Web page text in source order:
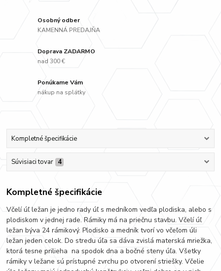
Osobný odber
KAMENNÁ PREDAJŇA
Doprava ZADARMO
nad 300 €
Ponúkame Vám
nákup na splátky
Kompletné špecifikácie
Súvisiaci tovar 4
Kompletné špecifikácie
Včelí úľ ležan je jedno rady úľ s medníkom vedľa plodiska, alebo s
plodiskom v jednej rade. Rámiky má na priečnu stavbu. Včelí úľ
ležan býva 24 rámikový. Plodisko a medník tvorí vo včeľom úli
ležan jeden celok. Do stredu úľa sa dáva zvislá materská mriežka,
ktorá tesne prilieha na spodok dna a bočné steny úľa. Všetky
rámiky v ležane sú prístupné zvrchu po otvorení striešky. Včelie